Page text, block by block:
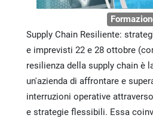
Supply Chain Resiliente:
e imprevisti 22 e 28 ottobre
resilienza della supply chain è
un'azienda di affrontare e
interruzioni operative
e strategie flessibili. Essa